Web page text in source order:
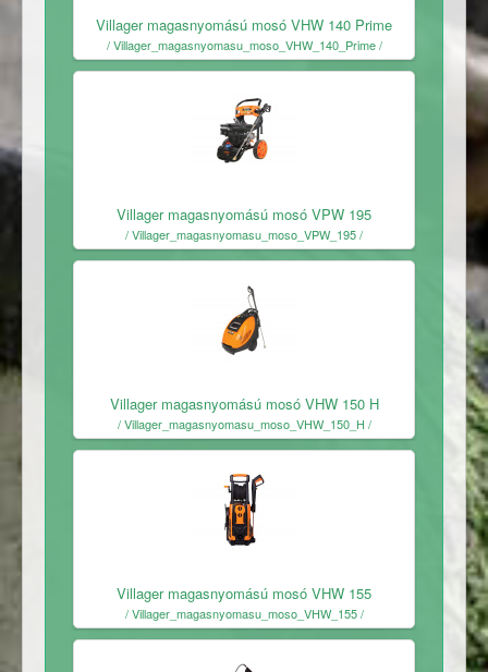
Villager magasnyomású mosó VHW 140 Prime
/ Villager_magasnyomasu_moso_VHW_140_Prime /
Villager magasnyomású mosó VPW 195
/ Villager_magasnyomasu_moso_VPW_195 /
Villager magasnyomású mosó VHW 150 H
/ Villager_magasnyomasu_moso_VHW_150_H /
Villager magasnyomású mosó VHW 155
/ Villager_magasnyomasu_moso_VHW_155 /